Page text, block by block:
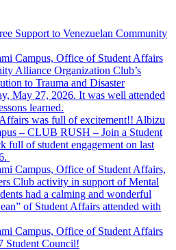
Support to Venezuelan Community
Campus, Office of Student Affairs
Alliance Organization Club’s
to Trauma and Disaster
May 27, 2026. It was well attended
learned.
was full of excitement!! Albizu
– CLUB RUSH – Join a Student
full of student engagement on last
Campus, Office of Student Affairs,
Club activity in support of Mental
had a calming and wonderful
of Student Affairs attended with
Campus, Office of Student Affairs
Student Council!